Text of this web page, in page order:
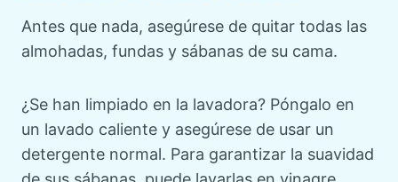
Antes que nada, asegúrese de quitar todas las
almohadas, fundas y sábanas de su cama.
¿Se han limpiado en la lavadora? Póngalo en
un lavado caliente y asegúrese de usar un
detergente normal. Para garantizar la suavidad